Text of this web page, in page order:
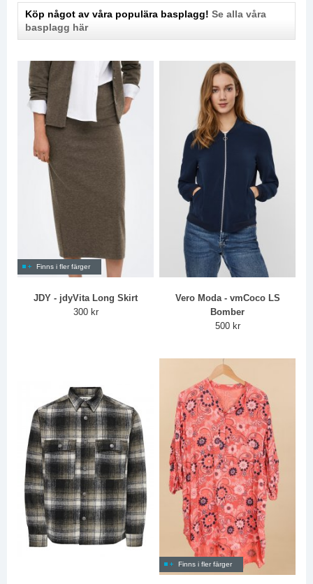
Köp något av våra populära basplagg! Se alla våra
basplagg här
Finns i fler färger
JDY - jdyVita Long Skirt
300 kr
Vero Moda - vmCoco LS
Bomber
500 kr
Finns i fler färger